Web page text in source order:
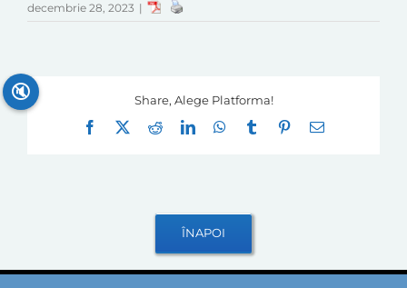
decembrie 28, 2023 |
Share, Alege Platforma!
Facebook
RedditLinkedInWhatsApp
Tumblr Pinterest
E-
🔇